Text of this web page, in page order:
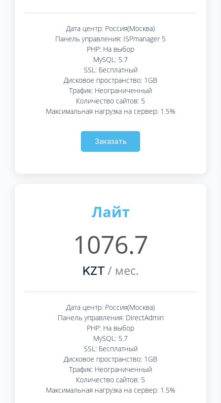
Дата центр: Россия(Москва)
Панель управления: ISPmanager 5
PHP: На выбор
MySQL: 5.7
SSL: Бесплатный
Дисковое пространство: 1GB
Трафик: Неограниченный
Количество сайтов: 5
Максимальная нагрузка на сервер: 1.5%
Заказать
Лайт
1076.7
KZT / мес.
Дата центр: Россия(Москва)
Панель управления: DirectAdmin
PHP: На выбор
MySQL: 5.7
SSL: Бесплатный
Дисковое пространство: 1GB
Трафик: Неограниченный
Количество сайтов: 5
Максимальная нагрузка на сервер: 1.5%